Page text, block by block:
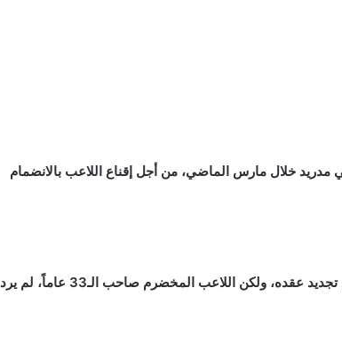
خلال مارس الماضي، من أجل إقناع اللاعب بالانضمام
وأتم المصدر أن ريال مدريد عرض على النجم المخضرم تجديد عقده، ولكن اللاعب المخضرم صاحب الـ33 عاماً، لم يرد